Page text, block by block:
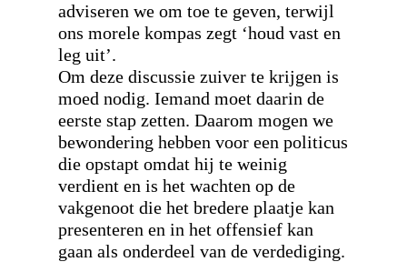
adviseren we om toe te geven, terwijl
ons morele kompas zegt ‘houd vast en
leg uit’.
Om deze discussie zuiver te krijgen is
moed nodig. Iemand moet daarin de
eerste stap zetten. Daarom mogen we
bewondering hebben voor een politicus
die opstapt omdat hij te weinig
verdient en is het wachten op de
vakgenoot die het bredere plaatje kan
presenteren en in het offensief kan
gaan als onderdeel van de verdediging.